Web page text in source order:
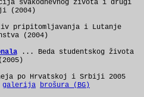
svakodnevnog života i drugi
(2004)
pripitomljavanja i Lutanje
(2004)
... Beda studentskog života
(2005)
po Hrvatskoj i Srbiji 2005
galerija brošura (BG)